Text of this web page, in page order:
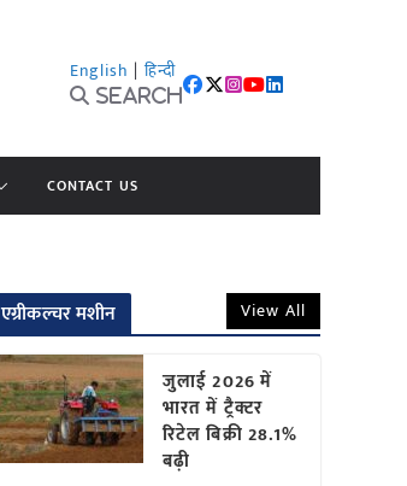
English | हिन्दी
Search
CONTACT US
एग्रीकल्चर मशीन View All
जुलाई 2026 में
भारत में ट्रैक्टर
रिटेल बिक्री 28.1%
बढ़ी